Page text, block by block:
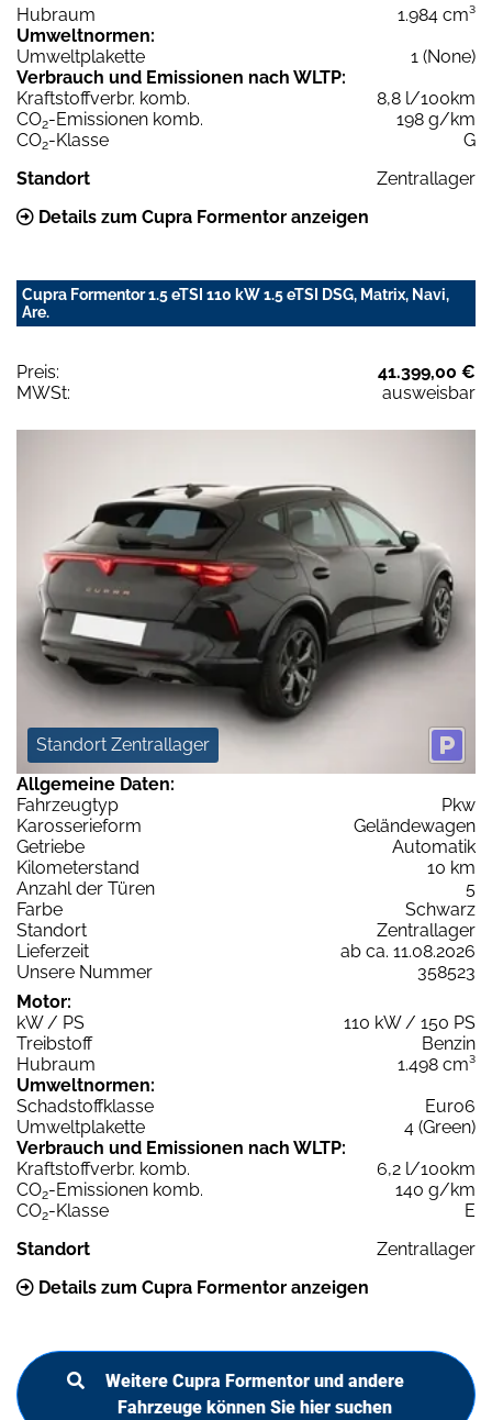
Hubraum
1.984 cm³
Umweltnormen:
Umweltplakette
1 (None)
Verbrauch und Emissionen nach WLTP:
Kraftstoffverbr. komb.
8,8 l/100km
CO2-Emissionen komb.
198 g/km
CO2-Klasse
G
Standort
Zentrallager
Details zum Cupra Formentor anzeigen
Cupra Formentor 1.5 eTSI 110 kW 1.5 eTSI DSG, Matrix, Navi,
Are.
Preis:
41.399,00 €
MWSt:
ausweisbar
Standort Zentrallager
Allgemeine Daten:
Fahrzeugtyp
Pkw
Karosserieform
Geländewagen
Getriebe
Automatik
Kilometerstand
10 km
Anzahl der Türen
5
Farbe
Schwarz
Standort
Zentrallager
Lieferzeit
ab ca. 11.08.2026
Unsere Nummer
358523
Motor:
kW / PS
110 kW / 150 PS
Treibstoff
Benzin
Hubraum
1.498 cm³
Umweltnormen:
Schadstoffklasse
Euro6
Umweltplakette
4 (Green)
Verbrauch und Emissionen nach WLTP:
Kraftstoffverbr. komb.
6,2 l/100km
CO2-Emissionen komb.
140 g/km
CO2-Klasse
E
Standort
Zentrallager
Details zum Cupra Formentor anzeigen
Weitere Cupra Formentor und andere
Fahrzeuge können Sie hier suchen